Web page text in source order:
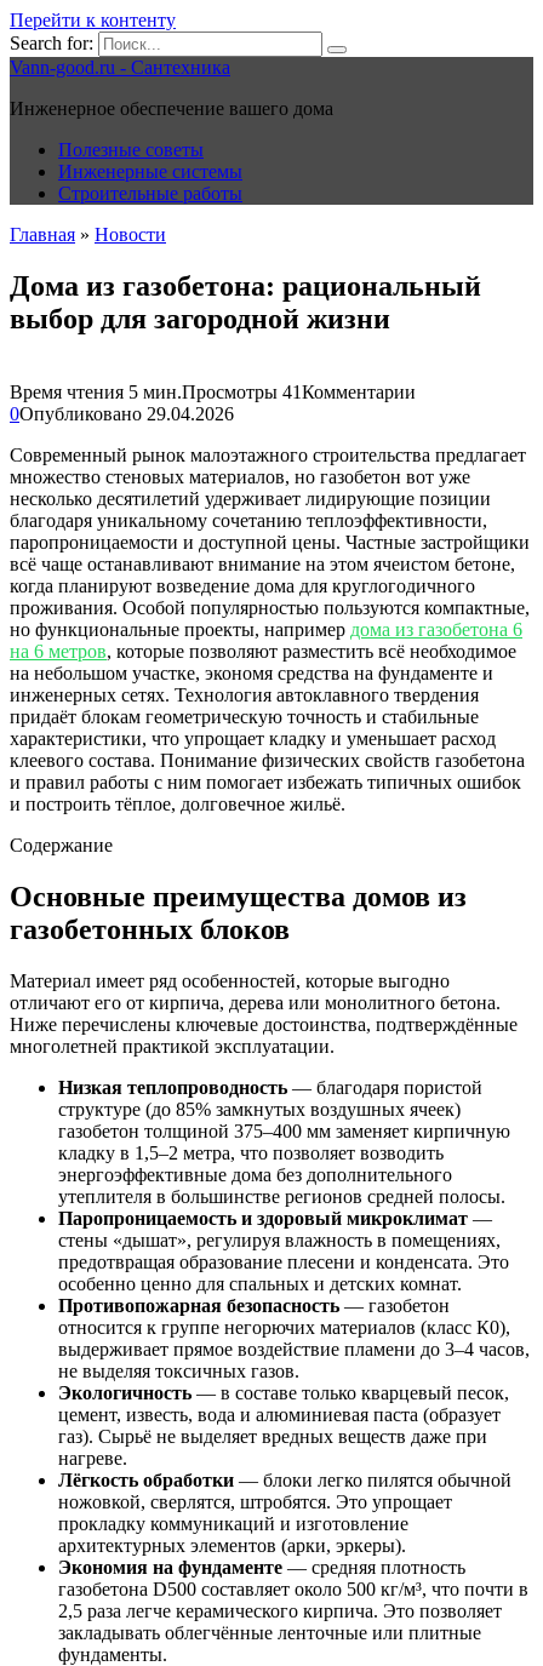
Перейти к контенту
Search for:
Vann-good.ru - Сантехника
Инженерное обеспечение вашего дома
Полезные советы
Инженерные системы
Строительные работы
Главная » Новости
Дома из газобетона: рациональный
выбор для загородной жизни
Время чтения 5 мин.Просмотры 41Комментарии
0Опубликовано 29.04.2026
Современный рынок малоэтажного строительства предлагает
множество стеновых материалов, но газобетон вот уже
несколько десятилетий удерживает лидирующие позиции
благодаря уникальному сочетанию теплоэффективности,
паропроницаемости и доступной цены. Частные застройщики
всё чаще останавливают внимание на этом ячеистом бетоне,
когда планируют возведение дома для круглогодичного
проживания. Особой популярностью пользуются компактные,
но функциональные проекты, например дома из газобетона 6
на 6 метров, которые позволяют разместить всё необходимое
на небольшом участке, экономя средства на фундаменте и
инженерных сетях. Технология автоклавного твердения
придаёт блокам геометрическую точность и стабильные
характеристики, что упрощает кладку и уменьшает расход
клеевого состава. Понимание физических свойств газобетона
и правил работы с ним помогает избежать типичных ошибок
и построить тёплое, долговечное жильё.
Содержание
Основные преимущества домов из
газобетонных блоков
Материал имеет ряд особенностей, которые выгодно
отличают его от кирпича, дерева или монолитного бетона.
Ниже перечислены ключевые достоинства, подтверждённые
многолетней практикой эксплуатации.
Низкая теплопроводность — благодаря пористой
структуре (до 85% замкнутых воздушных ячеек)
газобетон толщиной 375–400 мм заменяет кирпичную
кладку в 1,5–2 метра, что позволяет возводить
энергоэффективные дома без дополнительного
утеплителя в большинстве регионов средней полосы.
Паропроницаемость и здоровый микроклимат —
стены «дышат», регулируя влажность в помещениях,
предотвращая образование плесени и конденсата. Это
особенно ценно для спальных и детских комнат.
Противопожарная безопасность — газобетон
относится к группе негорючих материалов (класс К0),
выдерживает прямое воздействие пламени до 3–4 часов,
не выделяя токсичных газов.
Экологичность — в составе только кварцевый песок,
цемент, известь, вода и алюминиевая паста (образует
газ). Сырьё не выделяет вредных веществ даже при
нагреве.
Лёгкость обработки — блоки легко пилятся обычной
ножовкой, сверлятся, штробятся. Это упрощает
прокладку коммуникаций и изготовление
архитектурных элементов (арки, эркеры).
Экономия на фундаменте — средняя плотность
газобетона D500 составляет около 500 кг/м³, что почти в
2,5 раза легче керамического кирпича. Это позволяет
закладывать облегчённые ленточные или плитные
фундаменты.